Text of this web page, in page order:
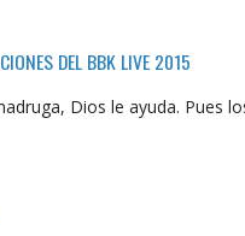
DEL BBK LIVE 2015
Dios le ayuda. Pues